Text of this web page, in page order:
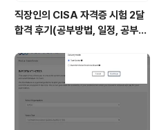
직장인의 CISA 자격증 시험 2달
합격 후기(공부방법, 일정, 공부시